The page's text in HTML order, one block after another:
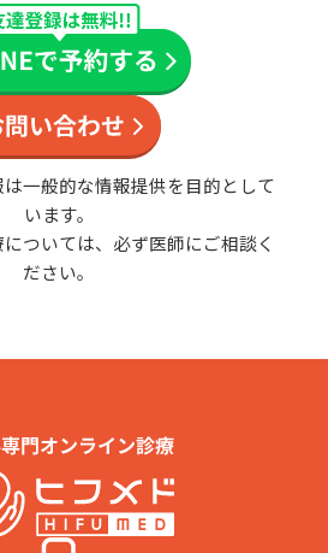
一般的な情報提供を目的として
います。
ついては、必ず医師にご相談く
ださい。